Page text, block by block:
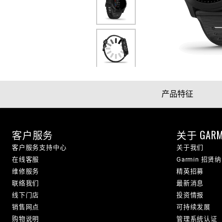
产品特征
客户服务
客户服务支持中心
在线客服
维修服务
联络我们
线下门店
销售网点
购物说明
关于
关于我们
Garmin 招贤
精英招募
最新消息
投资情报
可持续发展
管理系统认证